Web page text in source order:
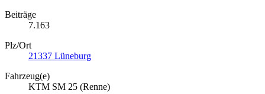
Beiträge
7.163
Plz/Ort
21337 Lüneburg
Fahrzeug(e)
KTM SM 25 (Renne)